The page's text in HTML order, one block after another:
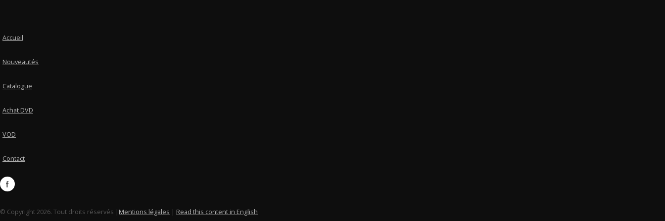
Accueil
Nouveautés
Catalogue
Achat DVD
VOD
Contact
© Copyright 2026. Tout droits réservés | Mentions légales | Read this content in English